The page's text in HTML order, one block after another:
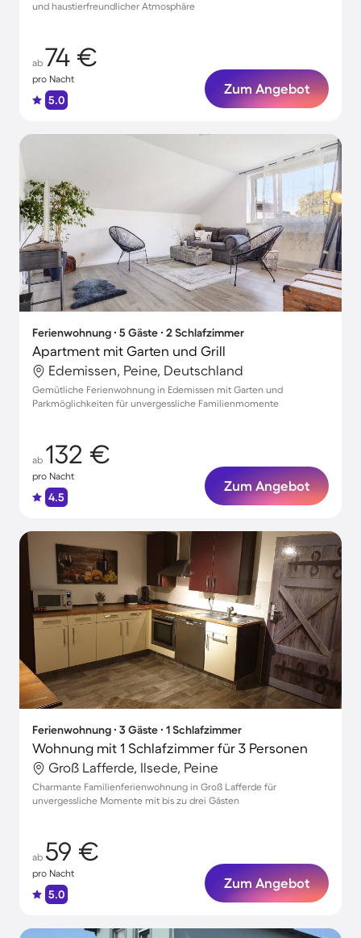
und haustierfreundlicher Atmosphäre
ab 74 €
pro Nacht
5.0
Zum Angebot
Ferienwohnung ∙ 5 Gäste ∙ 2 Schlafzimmer
Apartment mit Garten und Grill
Edemissen, Peine, Deutschland
Gemütliche Ferienwohnung in Edemissen mit Garten und
Parkmöglichkeiten für unvergessliche Familienmomente
ab 132 €
pro Nacht
4.5
Zum Angebot
Ferienwohnung ∙ 3 Gäste ∙ 1 Schlafzimmer
Wohnung mit 1 Schlafzimmer für 3 Personen
Groß Lafferde, Ilsede, Peine
Charmante Familienferienwohnung in Groß Lafferde für
unvergessliche Momente mit bis zu drei Gästen
ab 59 €
pro Nacht
5.0
Zum Angebot